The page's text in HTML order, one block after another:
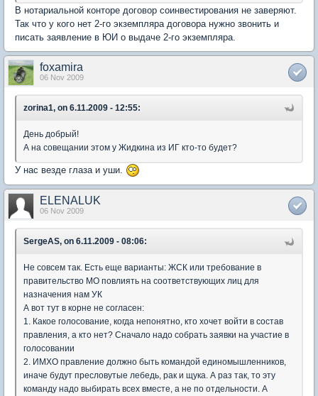
В нотариальной конторе договор соинвестирования не заверяют.
Так что у кого нет 2-го экземпляра договора нужно звонить и
писать заявление в ЮИ о выдаче 2-го экземпляра.
foxamira
06 Nov 2009
zorina1, on 6.11.2009 - 12:55:
День добрый!
А на совещании этом у Жидкина из ИГ кто-то будет?
У нас везде глаза и уши.
ELENALUK
06 Nov 2009
SergeAS, on 6.11.2009 - 08:06:
Не совсем так. Есть еще варианты: ЖСК или требование в
правительство МО повлиять на соответствующих лиц для
назначения нам УК
А вот тут в корне не согласен:
1. Какое голосование, когда непонятно, кто хочет войти в состав
правления, а кто нет? Сначало надо собрать заявки на участие в
голосовании
2. ИМХО правление должно быть командой единомышленников,
иначе будут пресловутые лебедь, рак и щука. А раз так, то эту
команду надо выбирать всех вместе, а не по отдельности. А